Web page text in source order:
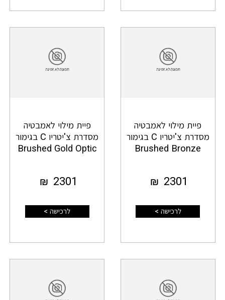
פיית מילוי לאמבטיה
מסדרת צ'יטריו C בגימור
Brushed Bronze
2301
₪
לרכישה >
פיית מילוי לאמבטיה
מסדרת צ'יטריו C בגימור
Brushed Gold Optic
2301
₪
לרכישה >